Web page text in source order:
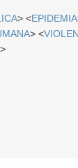
> <EPIDEMIA
> <
>